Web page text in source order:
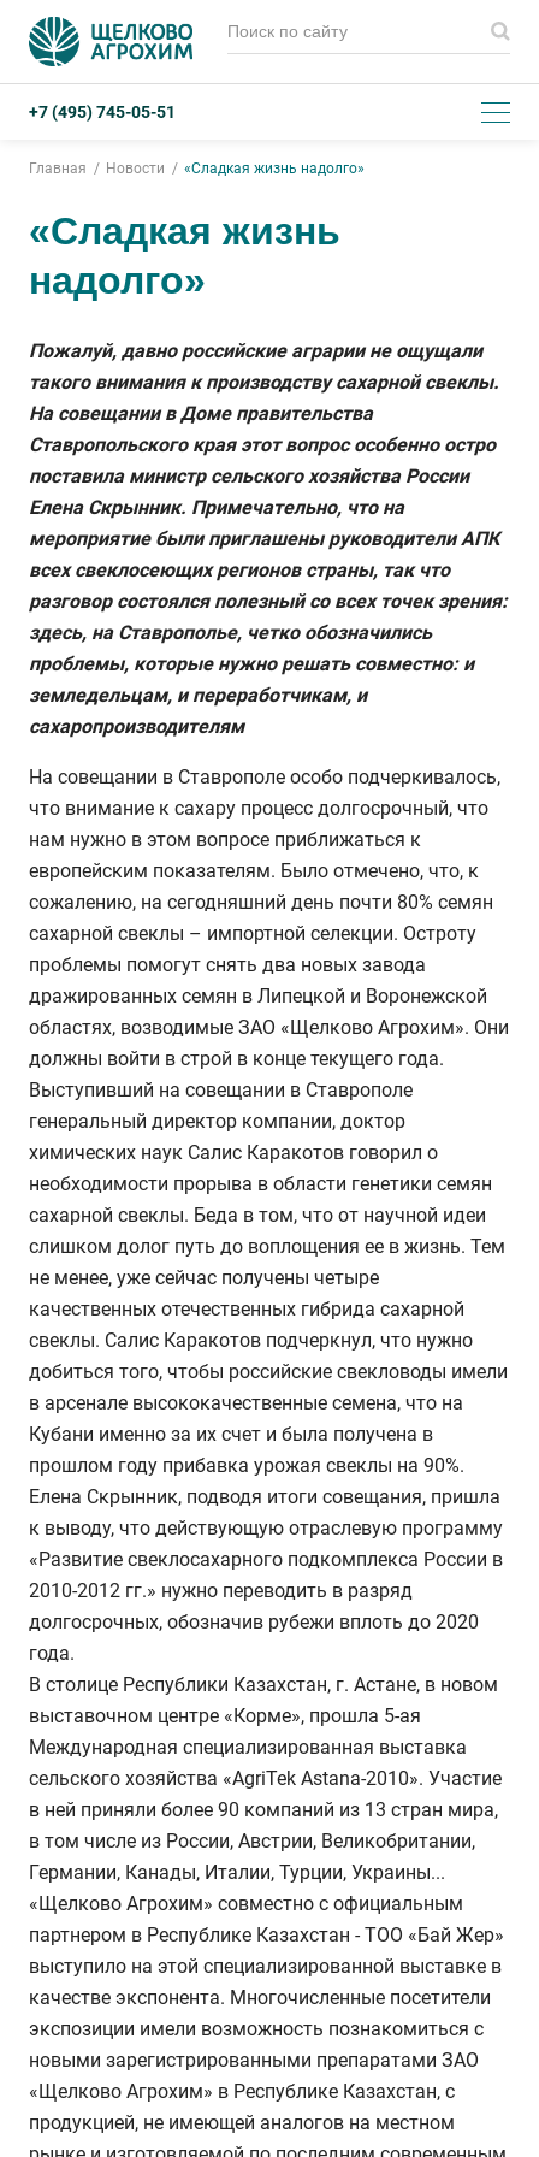
+7 (495) 745-05-51
Главная Новости «Сладкая жизнь надолго»
«Сладкая жизнь
надолго»
Пожалуй, давно российские аграрии не ощущали
такого внимания к производству сахарной свеклы.
На совещании в Доме правительства
Ставропольского края этот вопрос особенно остро
поставила министр сельского хозяйства России
Елена Скрынник. Примечательно, что на
мероприятие были приглашены руководители АПК
всех свеклосеющих регионов страны, так что
разговор состоялся полезный со всех точек зрения:
здесь, на Ставрополье, четко обозначились
проблемы, которые нужно решать совместно: и
земледельцам, и переработчикам, и
сахаропроизводителям
На совещании в Ставрополе особо подчеркивалось,
что внимание к сахару процесс долгосрочный, что
нам нужно в этом вопросе приближаться к
европейским показателям. Было отмечено, что, к
сожалению, на сегодняшний день почти 80% семян
сахарной свеклы – импортной селекции. Остроту
проблемы помогут снять два новых завода
дражированных семян в Липецкой и Воронежской
областях, возводимые ЗАО «Щелково Агрохим». Они
должны войти в строй в конце текущего года.
Выступивший на совещании в Ставрополе
генеральный директор компании, доктор
химических наук Салис Каракотов говорил о
необходимости прорыва в области генетики семян
сахарной свеклы. Беда в том, что от научной идеи
слишком долог путь до воплощения ее в жизнь. Тем
не менее, уже сейчас получены четыре
качественных отечественных гибрида сахарной
свеклы. Салис Каракотов подчеркнул, что нужно
добиться того, чтобы российские свекловоды имели
в арсенале высококачественные семена, что на
Кубани именно за их счет и была получена в
прошлом году прибавка урожая свеклы на 90%.
Елена Скрынник, подводя итоги совещания, пришла
к выводу, что действующую отраслевую программу
«Развитие свеклосахарного подкомплекса России в
2010-2012 гг.» нужно переводить в разряд
долгосрочных, обозначив рубежи вплоть до 2020
года.
В столице Республики Казахстан, г. Астане, в новом
выставочном центре «Корме», прошла 5-ая
Международная специализированная выставка
сельского хозяйства «AgriTek Astana-2010». Участие
в ней приняли более 90 компаний из 13 стран мира,
в том числе из России, Австрии, Великобритании,
Германии, Канады, Италии, Турции, Украины...
«Щелково Агрохим» совместно с официальным
партнером в Республике Казахстан - ТОО «Бай Жер»
выступило на этой специализированной выставке в
качестве экспонента. Многочисленные посетители
экспозиции имели возможность познакомиться с
новыми зарегистрированными препаратами ЗАО
«Щелково Агрохим» в Республике Казахстан, с
продукцией, не имеющей аналогов на местном